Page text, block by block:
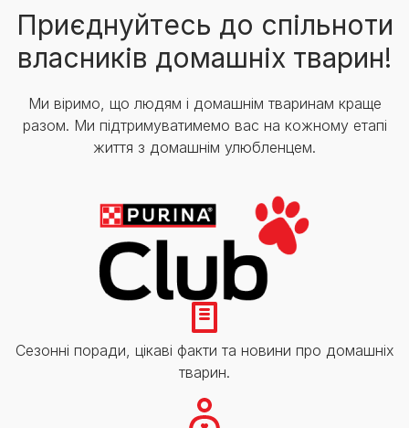
Приєднуйтесь до спільноти
власників домашніх тварин!
Ми віримо, що людям і домашнім тваринам краще
разом. Ми підтримуватимемо вас на кожному етапі
життя з домашнім улюбленцем.
Сезонні поради, цікаві факти та новини про домашніх
тварин.